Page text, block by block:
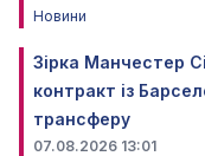
Новини
Зірка Манчестер
контракт із
трансферу
07.08.2026 13:01